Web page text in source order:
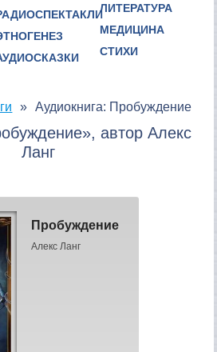
ЛИТЕРАТУРА
МЕДИЦИНА
СТИХИ
Аудиокнига: Пробуждение
автор Алекс
Ланг
Пробуждение
Алекс Ланг